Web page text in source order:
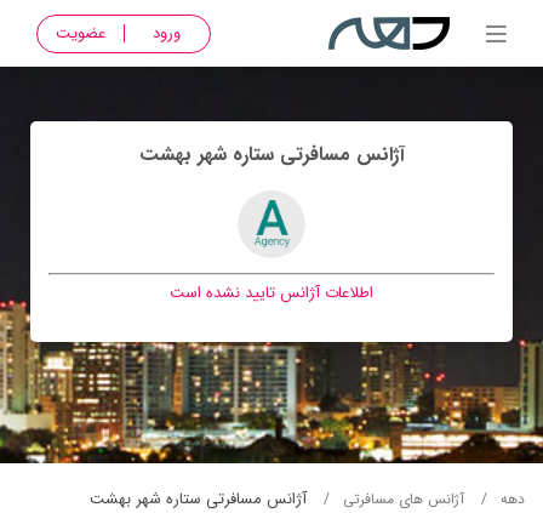
ورود عضویت
آژانس مسافرتی ستاره شهر بهشت
اطلاعات آژانس تایید نشده است
دهه آژانس های مسافرتی آژانس مسافرتی ستاره شهر بهشت